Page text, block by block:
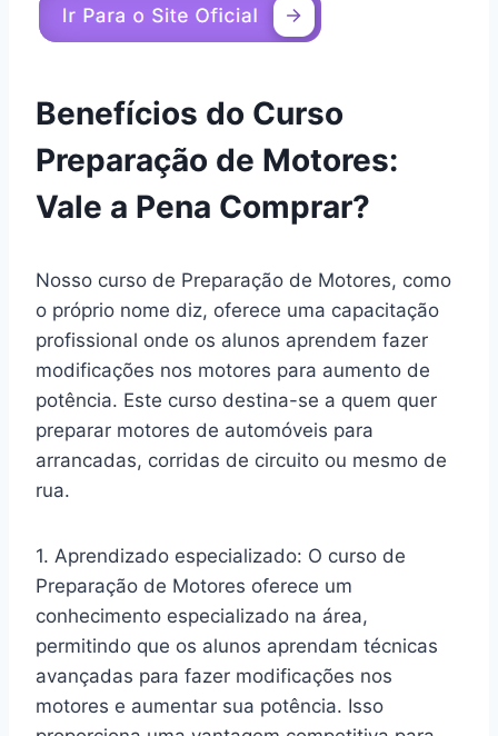
circuito ou mesmo para uso em ruas. Isso
significa que os alunos podem aplicar o
contextos e atender às necessidades
específicas de cada situação.
3. Capacitação profissional: Ao concluir o curso
de Preparação de Motores, os alunos estarão
seja como preparadores de motores em
oficinas especializadas, mecânicos
automotivos ou até mesmo em equipes de
competição. Isso abre portas para
oportunidades de carreira e possibilita o
desenvolvimento de uma atividade profissional
gratificante e lucrativa.
curso, é essencial entender as implicações
financeiras. o curso é oferecido a um preço que
reflete o valor agregado e expertise do
Eduardo Deitos, mas é importante avaliar se
cabe no seu orçamento. Curso Preparação de
Motores tem um valor regular deR$2597